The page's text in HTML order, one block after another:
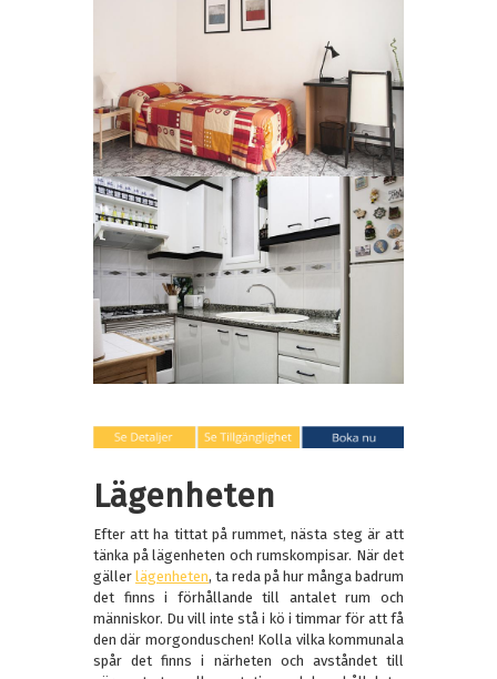
Lägenheten
Efter att ha tittat på rummet, nästa steg är att
tänka på lägenheten och rumskompisar. När det
gäller lägenheten, ta reda på hur många badrum
det finns i förhållande till antalet rum och
människor. Du vill inte stå i kö i timmar för att få
den där morgonduschen! Kolla vilka kommunala
spår det finns i närheten och avståndet till